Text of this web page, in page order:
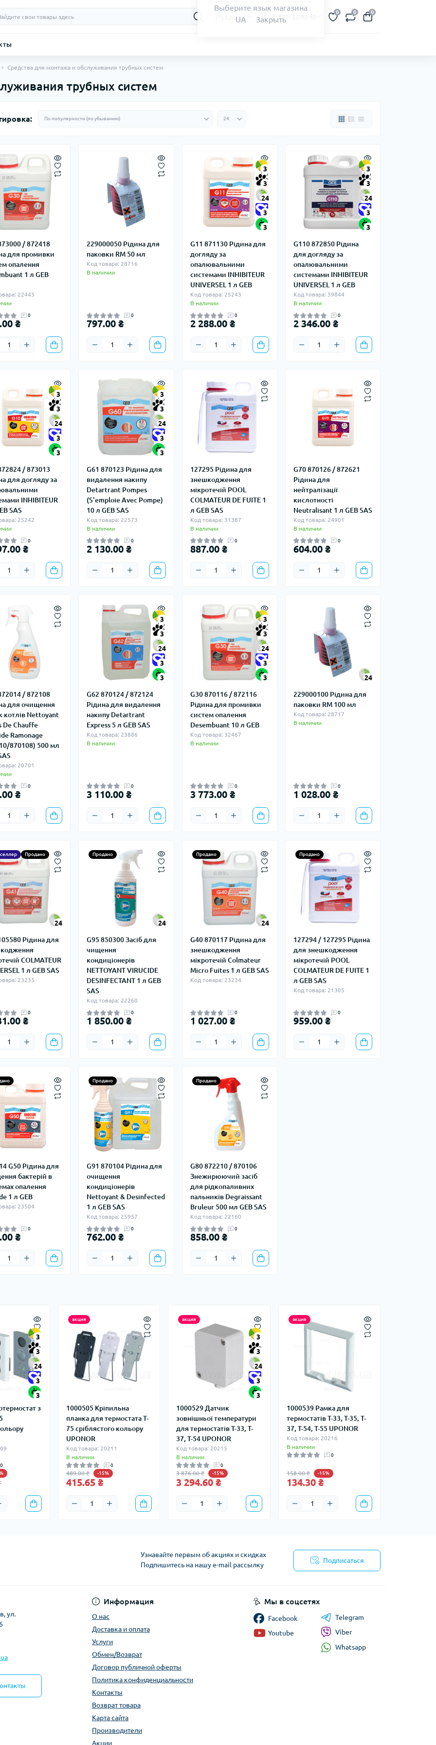
Клиенту
0 0 0
Средства для монтажа и обслуживания трубных систем
трубных систем
/ 872418
для промивки
опалення
1 л GEB
22445
0
₴
229000050 Рідина для
паковки RM 50 мл
Код товара: 28716
В наличии
0
797.00 ₴
3
3
24
3
3
G11 871130 Рідина для
догляду за
опалювальними
системами INHIBITEUR
UNIVERSEL 1 л GEB
Код товара: 25243
В наличии
0
2 288.00 ₴
3
3
24
3
3
G110 872850 Рідина
для догляду за
опалювальними
системами INHIBITEUR
UNIVERSEL 1 л GEB
Код товара: 39844
В наличии
0
2 346.00 ₴
3
3
24
3
3
/ 873013
для догляду за
INHIBITEUR
SAS
25242
0
₴
3
3
24
3
3
G61 870123 Рідина для
видалення накипу
Detartrant Pompes
(S'emploie Avec Pompe)
10 л GEB SAS
Код товара: 22573
В наличии
0
2 130.00 ₴
127295 Рідина для
знешкодження
мікротечій POOL
COLMATEUR DE FUITE 1
л GEB SAS
Код товара: 31387
В наличии
0
887.00 ₴
G70 870126 / 872621
Рідина для
нейтралізації
кислотності
Neutralisant 1 л GEB SAS
Код товара: 24901
В наличии
0
604.00 ₴
/ 872108
для очищення
котлів Nettoyant
De Chauffe
Ramonage
870108) 500 мл
20701
0
₴
3
3
24
3
3
G62 870124 / 872124
Рідина для видалення
накипу Detartrant
Express 5 л GEB SAS
Код товара: 23886
В наличии
0
3 110.00 ₴
3
3
24
3
3
G30 870116 / 872116
Рідина для промивки
систем опалення
Desembuant 10 л GEB
Код товара: 32467
В наличии
0
3 773.00 ₴
24
229000100 Рідина для
паковки RM 100 мл
Код товара: 28717
В наличии
0
1 028.00 ₴
Продано
24
Рідина для
COLMATEUR
1 л GEB SAS
23235
0
₴
Продано
24
G95 850300 Засіб для
чищення
кондиціонерів
NETTOYANT VIRUCIDE
DESINFECTANT 1 л GEB
SAS
Код товара: 22260
0
1 850.00 ₴
Продано
24
G40 870117 Рідина для
знешкодження
мікротечій Colmateur
Micro Fuites 1 л GEB SAS
Код товара: 23234
0
1 027.00 ₴
Продано
127294 / 127295 Рідина
для знешкодження
мікротечій POOL
COLMATEUR DE FUITE 1
л GEB SAS
Код товара: 21305
0
959.00 ₴
G50 Рідина для
бактерій в
опалення
1 л GEB
23504
0
₴
Продано
G91 870104 Рідина для
очищення
кондиціонерів
Nettoyant & Desinfected
1 л GEB SAS
Код товара: 25957
0
762.00 ₴
Продано
G80 872210 / 870106
Знежирюючий засіб
для рідкопаливних
пальників Degraissant
Bruleur 500 мл GEB SAS
Код товара: 22160
0
858.00 ₴
3
3
24
3
3
з
0
акция
1000505 Кріпильна
планка для термостата T-
75 сріблястого кольору
UPONOR
Код товара: 20211
В наличии
0
489.00 ₴ -15%
415.65 ₴
акция
3
3
24
3
3
1000529 Датчик
зовнішньої температури
для термостатів T-33, T-
37, T-54 UPONOR
Код товара: 20215
В наличии
0
3 876.00 ₴ -15%
3 294.60 ₴
акция
1000539 Рамка для
термостатів T-33, T-35, T-
37, T-54, T-55 UPONOR
Код товара: 20216
В наличии
0
158.00 ₴ -15%
134.30 ₴
Узнавайте первым об акциях и скидках
Подпишитесь на нашу e-mail рассылку
Подписаться
ул.
Информация
О нас
Доставка и оплата
Услуги
Обмен/Возврат
Договор публичной оферты
Политика конфиденциальности
Контакты
Возврат товара
Карта сайта
Производители
Акции
Мы в соцсетях
Facebook
Youtube
Telegram
Viber
Whatsapp
Выберите язык магазина
UA
Закрыть